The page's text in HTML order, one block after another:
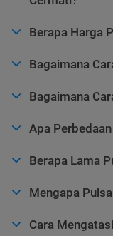
Berapa Harga
Bagaimana
Bagaimana
Apa
Berapa Lama
Mengapa
Cara